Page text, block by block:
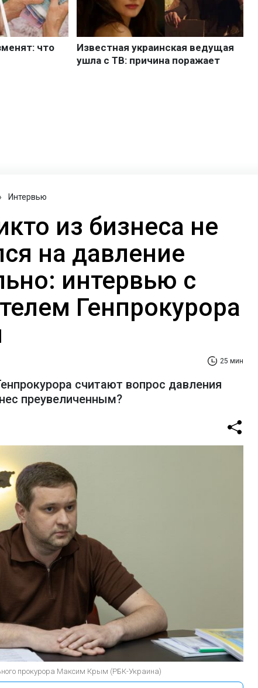
Интервью
из бизнеса не
на давление
интервью с
Генпрокурора
25 мин
считают вопрос давления
преувеличенным?
прокурора Максим Крым (РБК-Украина)